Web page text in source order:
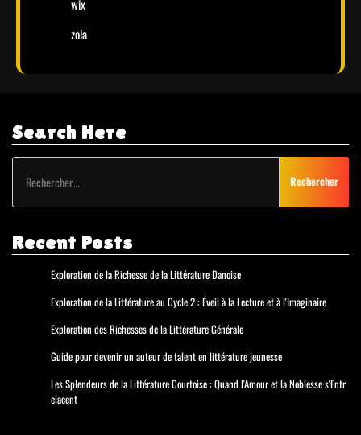
wix
zola
Search Here
Rechercher :
Recent Posts
Exploration de la Richesse de la Littérature Danoise
Exploration de la Littérature au Cycle 2 : Éveil à la Lecture et à l'Imaginaire
Exploration des Richesses de la Littérature Générale
Guide pour devenir un auteur de talent en littérature jeunesse
Les Splendeurs de la Littérature Courtoise : Quand l'Amour et la Noblesse s'Entr
elacent